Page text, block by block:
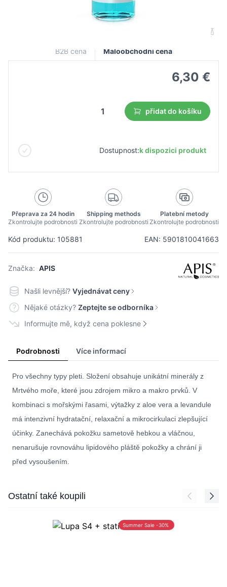
s minerály z Mrtvého moře, 1L
Kód produktu: 105881 EAN: 5901810041663
Značka: APIS
B2B cena Maloobchodní cena
6,30 €
přidat do košíku
Dostupnost:k dispozici produkt
Přeprava za 24 hodin
Zkontrolujte podrobnosti
Shipping methods
Zkontrolujte podrobnosti
Platební metody
Zkontrolujte podrobnosti
Našli levnější? Vyjednávat ceny
Nějaké otázky? Zeptejte se odborníka
Informujte mě, když cena poklesne
Podrobnosti Více informací
Pro všechny typy pleti. Složení obsahuje unikátní minerály z
Mrtvého moře, které jsou zdrojem mikro a makro prvků. V
kombinaci s mořskými řasami, výtažky z aloe vera a levandule
má intenzivní hydratační, relaxační a mikrocirkulaci zlepšující
účinky. Zanechává pokožku sametově hebkou a vláčnou,
nenarušuje rovnováhu lipidového pláště pokožky a chrání ji
před vysoušením.
Press to skip carousel
Ostatní také koupili
Summer Sale -30%